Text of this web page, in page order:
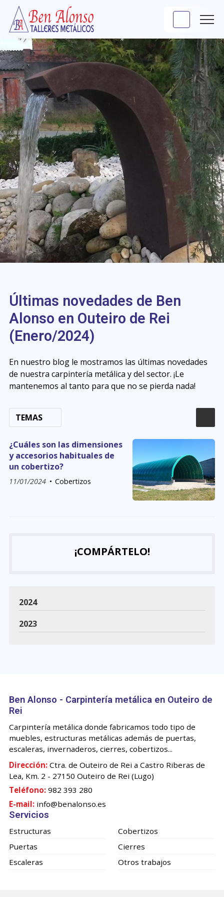
Últimas novedades de Ben
Alonso en Outeiro de Rei
(Enero/2024)
En nuestro blog le mostramos las últimas novedades
de nuestra carpintería metálica y del sector. ¡Le
mantenemos al tanto para que no se pierda nada!
TEMAS
¿Cuáles son las dimensiones
y accesorios habituales de
un cobertizo?
11/01/2024 Cobertizos
¡COMPÁRTELO!
2024
2023
Ben Alonso - Carpintería metálica en Outeiro de
Rei
Carpintería metálica donde fabricamos todo tipo de
muebles, estructuras metálicas además de puertas,
escaleras, invernaderos, cierres, cobertizos...
Dirección: Ctra. de Outeiro de Rei a Castro Riberas de
Lea, Km. 2 - 27150 Outeiro de Rei (Lugo)
Teléfono: 982 393 280
E-mail: info@benalonso.es
Servicios
Estructuras
Cobertizos
Puertas
Cierres
Escaleras
Otros trabajos